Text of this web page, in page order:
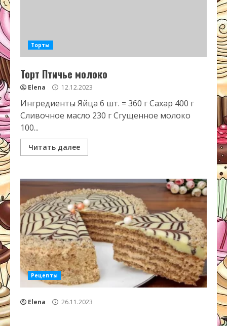
Торты
Торт Птичье молоко
Elena 12.12.2023
Ингредиенты Яйца 6 шт. = 360 г Сахар 400 г
Сливочное масло 230 г Сгущенное молоко
100...
Читать далее
Рецепты
Elena 26.11.2023